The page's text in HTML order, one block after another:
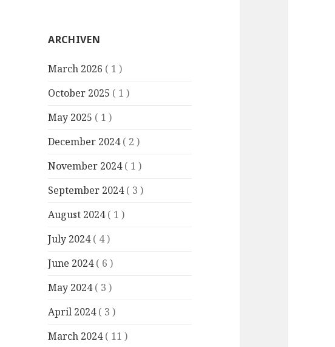
ARCHIVEN
March 2026 ( 1 )
October 2025 ( 1 )
May 2025 ( 1 )
December 2024 ( 2 )
November 2024 ( 1 )
September 2024 ( 3 )
August 2024 ( 1 )
July 2024 ( 4 )
June 2024 ( 6 )
May 2024 ( 3 )
April 2024 ( 3 )
March 2024 ( 11 )